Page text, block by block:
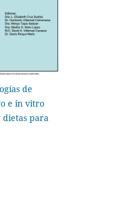
de
e in vitro
para